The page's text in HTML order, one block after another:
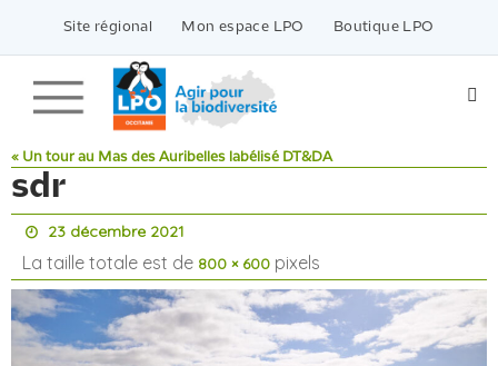
contenu
Site régional Mon espace LPO Boutique LPO
« Un tour au Mas des Auribelles labélisé DT&DA
sdr
23 décembre 2021
La taille totale est de 800 × 600 pixels